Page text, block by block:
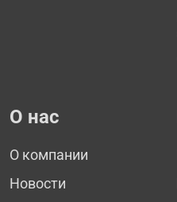
О нас
О компании
Новости